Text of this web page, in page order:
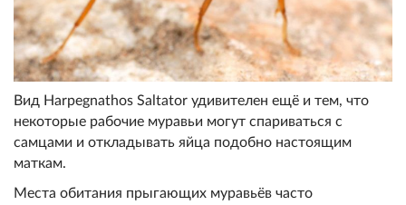
Вид Harpegnathos Saltator удивителен ещё и тем, что
некоторые рабочие муравьи могут спариваться с
самцами и откладывать яйца подобно настоящим
маткам.
Места обитания прыгающих муравьёв часто